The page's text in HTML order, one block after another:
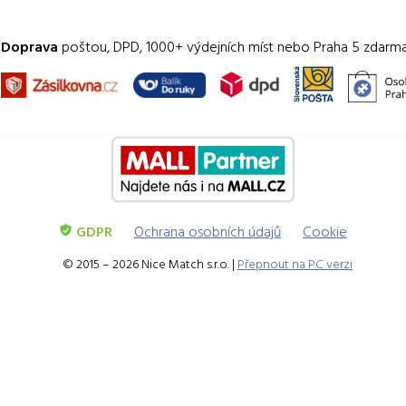
Doprava poštou, DPD, 1000+ výdejních míst nebo Praha 5
GDPR Ochrana osobních údajů Cookie
© 2015 – 2026 Nice Match s.r.o. | Přepnout na PC verzi